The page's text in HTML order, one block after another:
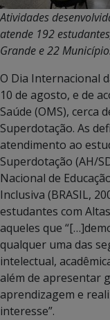
Atividades
atende 192
Grande e 22
O Dia Internacional
10 de agosto, e de
Saúde (OMS), cerca
Superdotação. As
atendimento ao
Superdotação (AH/
Nacional de
Inclusiva (BRASIL,
estudantes com
aqueles que
qualquer uma das
intelectual,
além de apresentar
aprendizagem e
interesse”.